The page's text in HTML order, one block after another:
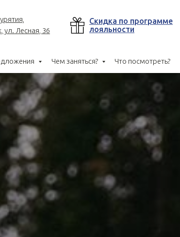
ул. Лесная, 36
Скидка по программе
лояльности
Чем заняться? Что посмотреть?